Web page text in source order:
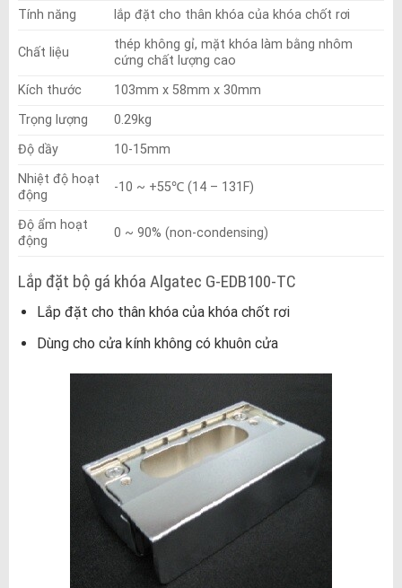
Tính năng lắp đặt cho thân khóa của khóa chốt rơi
Chất liệu
thép không gỉ, mặt khóa làm bằng nhôm
cứng chất lượng cao
Kích thước
103mm x 58mm x 30mm
Trọng lượng
0.29kg
Độ dầy
10-15mm
Nhiệt độ hoạt
động
-10 ~ +55℃ (14 – 131F)
Độ ẩm hoạt
động
0 ~ 90% (non-condensing)
Lắp đặt bộ gá khóa Algatec G-EDB100-TC
Lắp đặt cho thân khóa của khóa chốt rơi
Dùng cho cửa kính không có khuôn cửa